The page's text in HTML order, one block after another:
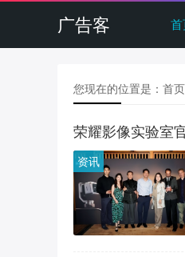
广告客
您现在的位置是： 首页
荣耀影像实验室
资讯